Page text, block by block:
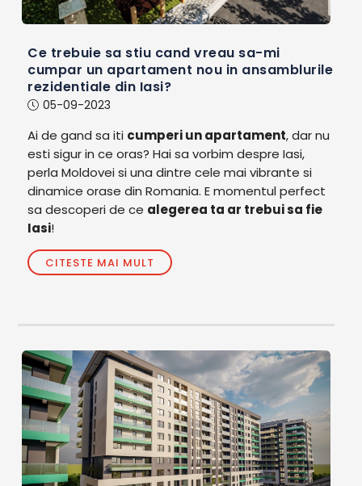
Ce trebuie sa stiu cand vreau sa-mi
cumpar un apartament nou in ansamblurile
rezidentiale din Iasi?
05-09-2023
Ai de gand sa iti cumperi un apartament, dar nu
esti sigur in ce oras? Hai sa vorbim despre Iasi,
perla Moldovei si una dintre cele mai vibrante si
dinamice orase din Romania. E momentul perfect
sa descoperi de ce alegerea ta ar trebui sa fie
Iasi!
CITESTE MAI MULT